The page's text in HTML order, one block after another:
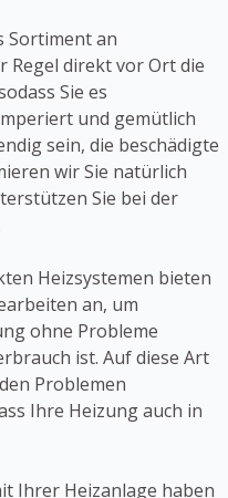
Sortiment an
Regel direkt vor Ort die
Sie es
und gemütlich
sein, die beschädigte
wir Sie natürlich
Sie bei der
Heizsystemen bieten
an, um
ohne Probleme
ist. Auf diese Art
Problemen
Ihre Heizung auch in
Ihrer Heizanlage haben